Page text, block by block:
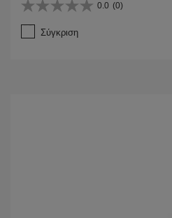
0.0 (0)
0
.
0
Σύγκριση